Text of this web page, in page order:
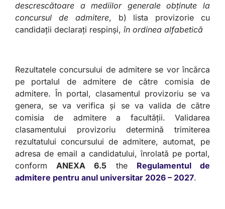
descrescătoare a mediilor generale obținute la
concursul de admitere, b) lista provizorie cu
candidații declarați respinși, în ordinea alfabetică
Rezultatele concursului de admitere se vor încărca
pe portalul de admitere de către comisia de
admitere. În portal, clasamentul provizoriu se va
genera, se va verifica și se va valida de către
comisia de admitere a facultății. Validarea
clasamentului provizoriu determină trimiterea
rezultatului concursului de admitere, automat, pe
adresa de email a candidatului, înrolată pe portal,
conformANEXA 6.5 the Regulamentul de
admitere pentru anul universitar 2026 – 2027.